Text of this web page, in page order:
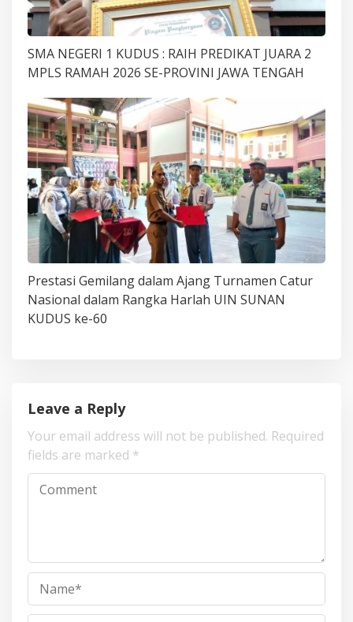
SMA NEGERI 1 KUDUS : RAIH PREDIKAT JUARA 2
MPLS RAMAH 2026 SE-PROVINI JAWA TENGAH
Prestasi Gemilang dalam Ajang Turnamen Catur
Nasional dalam Rangka Harlah UIN SUNAN
KUDUS ke-60
Leave a Reply
Your email address will not be published. Required
fields are marked *